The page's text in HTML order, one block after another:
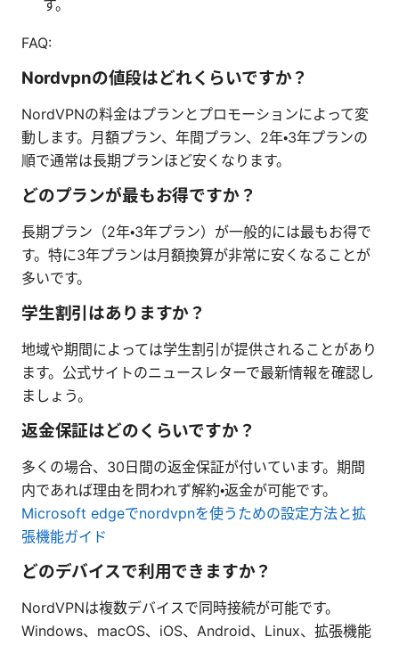
す。
FAQ:
Nordvpnの値段はどれくらいですか？
NordVPNの料金はプランとプロモーションによって変
動します。月額プラン、年間プラン、2年・3年プランの
順で通常は長期プランほど安くなります。
どのプランが最もお得ですか？
長期プラン（2年・3年プラン）が一般的には最もお得で
す。特に3年プランは月額換算が非常に安くなることが
多いです。
学生割引はありますか？
地域や期間によっては学生割引が提供されることがあり
ます。公式サイトのニュースレターで最新情報を確認し
ましょう。
返金保証はどのくらいですか？
多くの場合、30日間の返金保証が付いています。期間
内であれば理由を問われず解約・返金が可能です。
Microsoft edgeでnordvpnを使うための設定方法と拡
張機能ガイド
どのデバイスで利用できますか？
NordVPNは複数デバイスで同時接続が可能です。
Windows、macOS、iOS、Android、Linux、拡張機能